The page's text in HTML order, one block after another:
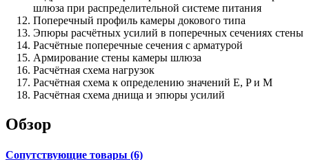
шлюза при распределительной системе питания
Поперечный профиль камеры докового типа
Эпюры расчётных усилий в поперечных сечениях стены
Расчётные поперечные сечения с арматурой
Армирование стены камеры шлюза
Расчётная схема нагрузок
Расчётная схема к определению значений E, P и M
Расчётная схема днища и эпюры усилий
Обзор
Сопутствующие товары (6)